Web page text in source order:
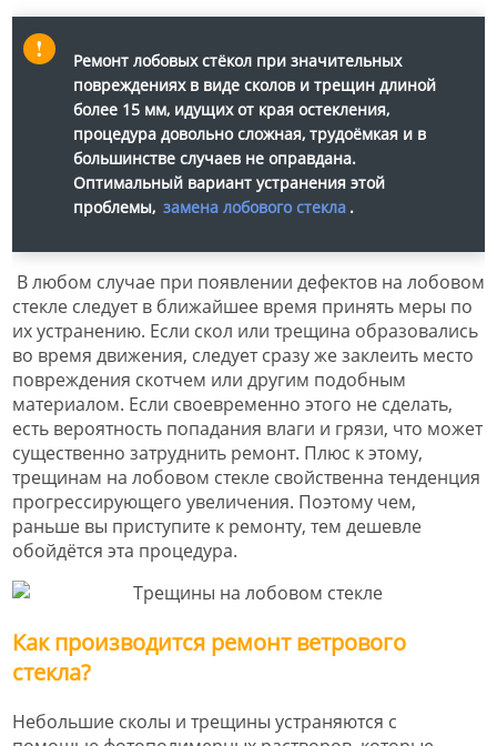
Ремонт лобовых стёкол при значительных
повреждениях в виде сколов и трещин длиной
более 15 мм, идущих от края остекления,
процедура довольно сложная, трудоёмкая и в
большинстве случаев не оправдана.
Оптимальный вариант устранения этой
проблемы, замена лобового стекла .
В любом случае при появлении дефектов на лобовом
стекле следует в ближайшее время принять меры по
их устранению. Если скол или трещина образовались
во время движения, следует сразу же заклеить место
повреждения скотчем или другим подобным
материалом. Если своевременно этого не сделать,
есть вероятность попадания влаги и грязи, что может
существенно затруднить ремонт. Плюс к этому,
трещинам на лобовом стекле свойственна тенденция
прогрессирующего увеличения. Поэтому чем,
раньше вы приступите к ремонту, тем дешевле
обойдётся эта процедура.
Как производится ремонт ветрового
стекла?
Небольшие сколы и трещины устраняются с